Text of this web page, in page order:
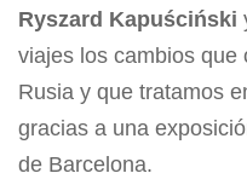
Ryszard Kapuściński
viajes los cambios
Rusia y que tratamos
gracias a una
de Barcelona.